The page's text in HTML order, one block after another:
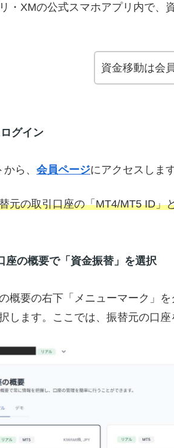
・XMの公式スマホアプリ内で、
資金移動は会
グイン
ら、 会員ページにアクセスします
元の取引口座の「MT4/MT5 ID」
座の概要で「資金振替」を選択
概要の右下「メニューマーク」
します。ここでは、振替元の口座